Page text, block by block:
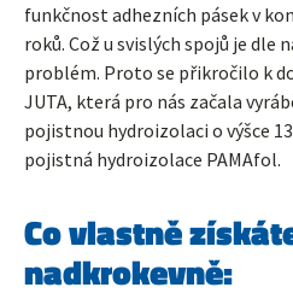
funkčnost adhezních pásek v
roků. Což u svislých spojů je dle
problém. Proto se přikročilo k
JUTA, která pro nás začala
pojistnou hydroizolaci o výšce
pojistná hydroizolace PAMAfol.
Co vlastně
nadkrokevně: